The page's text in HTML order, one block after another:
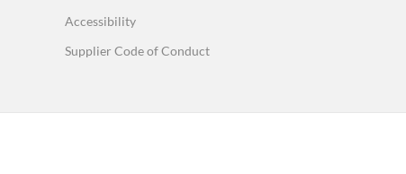
Accessibility
Supplier Code of Conduct